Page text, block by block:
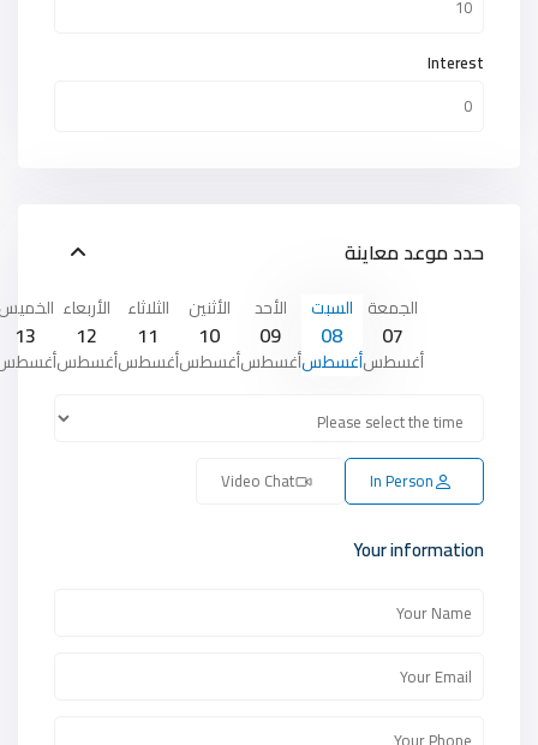
Interest
حدد موعد معاينة
الجمعة
07
أغسطس
السبت
08
أغسطس
الأحد
09
أغسطس
الأثنين
10
أغسطس
الثلاثاء
11
أغسطس
الأربعاء
12
أغسطس
13
In Person
Video Chat
Your information